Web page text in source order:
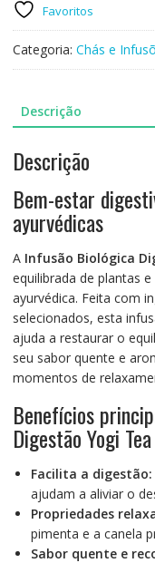
-
17
infusões
-
Tea
-
Bio
Favoritos
Categoria: Chás e
Descrição
Descrição
Bem-estar
ayurvédicas
A Infusão Biológica
equilibrada de plantas
ayurvédica. Feita com
selecionados, esta
ajuda a restaurar o
seu sabor quente e
momentos de
Benefícios
Digestão Yogi Tea
Facilita a digestão:
ajudam a aliviar o
Propriedades
pimenta e a canela
Sabor quente e